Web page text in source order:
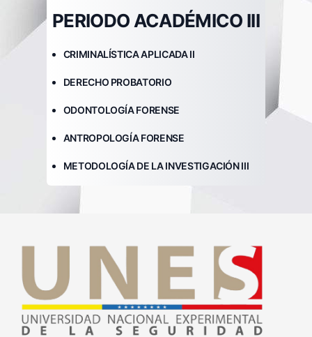
PERIODO ACADÉMICO III
CRIMINALÍSTICA APLICADA II
DERECHO PROBATORIO
ODONTOLOGÍA FORENSE
ANTROPOLOGÍA FORENSE
METODOLOGÍA DE LA INVESTIGACIÓN III